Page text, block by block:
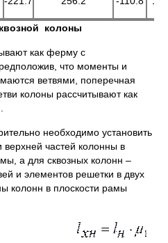
колоны
как ферму с
что моменты и
ветвями, поперечная
колоны рассчитывают как
необходимо установить
частей колонны в
а для сквозных колонн –
и элементов решетки в двух
колонн в плоскости рамы
части